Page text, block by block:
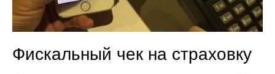
Фискальный чек на страховку